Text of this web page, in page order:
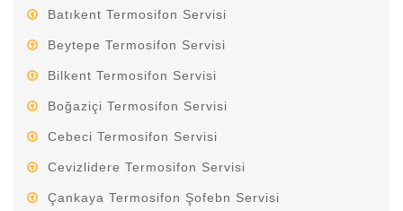
Batıkent Termosifon Servisi
Beytepe Termosifon Servisi
Bilkent Termosifon Servisi
Boğaziçi Termosifon Servisi
Cebeci Termosifon Servisi
Cevizlidere Termosifon Servisi
Çankaya Termosifon Şofebn Servisi